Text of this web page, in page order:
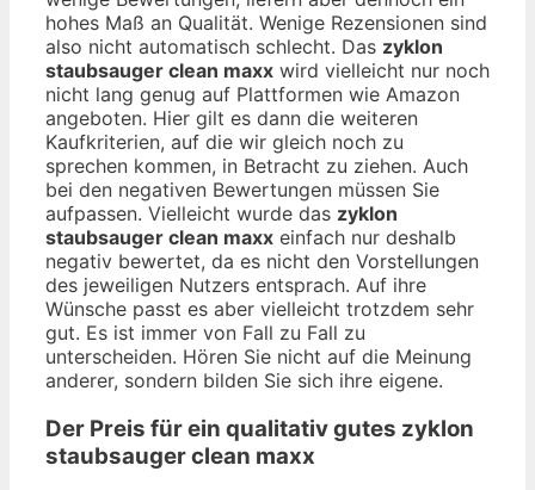
hohes Maß an Qualität. Wenige Rezensionen sind
also nicht automatisch schlecht. Das zyklon
staubsauger clean maxx wird vielleicht nur noch
nicht lang genug auf Plattformen wie Amazon
angeboten. Hier gilt es dann die weiteren
Kaufkriterien, auf die wir gleich noch zu
sprechen kommen, in Betracht zu ziehen. Auch
bei den negativen Bewertungen müssen Sie
aufpassen. Vielleicht wurde das zyklon
staubsauger clean maxx einfach nur deshalb
negativ bewertet, da es nicht den Vorstellungen
des jeweiligen Nutzers entsprach. Auf ihre
Wünsche passt es aber vielleicht trotzdem sehr
gut. Es ist immer von Fall zu Fall zu
unterscheiden. Hören Sie nicht auf die Meinung
anderer, sondern bilden Sie sich ihre eigene.
Der Preis für ein qualitativ gutes zyklon
staubsauger clean maxx